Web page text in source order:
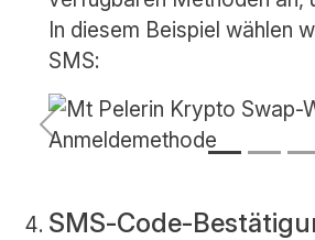
In diesem Beispiel wählen
SMS:
Vorherige
SMS-Code-